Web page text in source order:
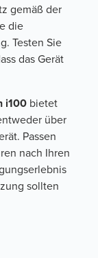
gemäß der
die
Testen Sie
das Gerät
i100 bietet
über
Passen
nach Ihren
sollten